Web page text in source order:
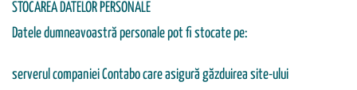
STOCAREA DATELOR PERSONALE
Datele dumneavoastră personale pot fi stocate pe:
serverul companiei Contabo care asigură găzduirea site-ului